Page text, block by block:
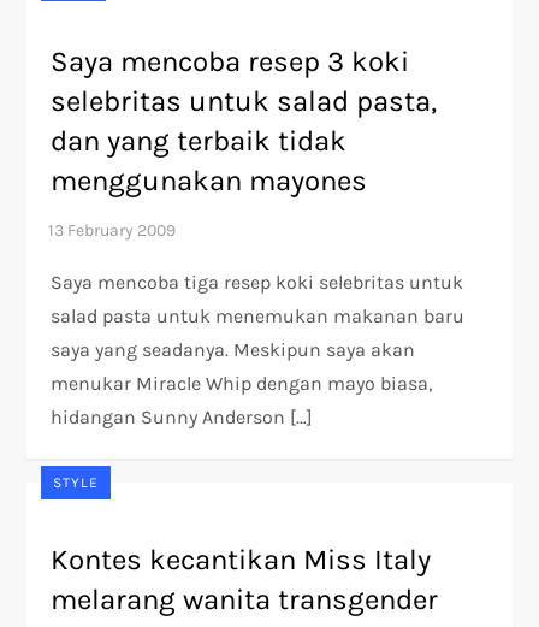
Saya mencoba resep 3 koki
selebritas untuk salad pasta,
dan yang terbaik tidak
menggunakan mayones
Saya mencoba tiga resep koki selebritas untuk
salad pasta untuk menemukan makanan baru
saya yang seadanya. Meskipun saya akan
menukar Miracle Whip dengan mayo biasa,
hidangan Sunny Anderson […]
STYLE
Kontes kecantikan Miss Italy
melarang wanita transgender